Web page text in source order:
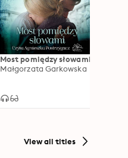
Most pomiędzy słowami
Małgorzata Garkowska
View all titles